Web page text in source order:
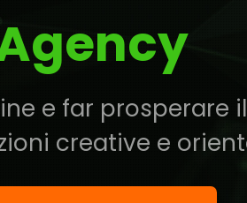
e far prosperare
creative e